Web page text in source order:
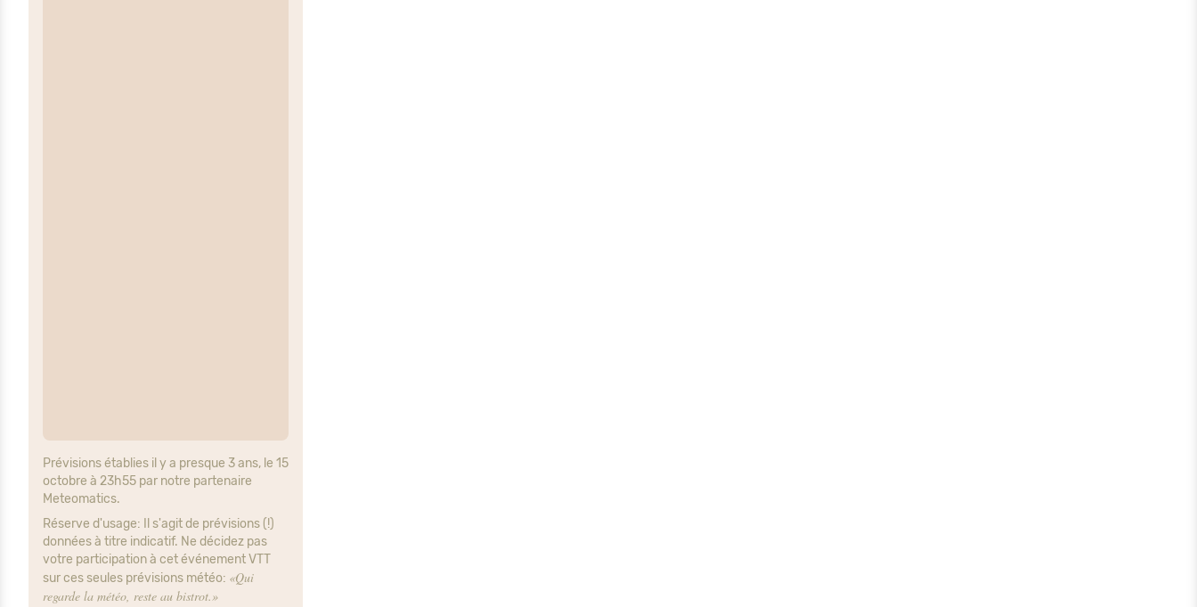
Prévisions établies il y a presque 3 ans, le 15
octobre à 23h55 par notre partenaire
Meteomatics.
Réserve d'usage: Il s'agit de prévisions (!)
données à titre indicatif. Ne décidez pas
votre participation à cet événement VTT
sur ces seules prévisions météo: «Qui
regarde la météo, reste au bistrot.»